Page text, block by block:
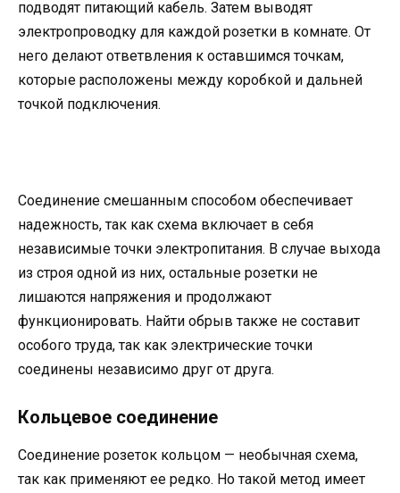
подводят питающий кабель. Затем выводят
электропроводку для каждой розетки в комнате. От
него делают ответвления к оставшимся точкам,
которые расположены между коробкой и дальней
точкой подключения.
Соединение смешанным способом обеспечивает
надежность, так как схема включает в себя
независимые точки электропитания. В случае выхода
из строя одной из них, остальные розетки не
лишаются напряжения и продолжают
функционировать. Найти обрыв также не составит
особого труда, так как электрические точки
соединены независимо друг от друга.
Кольцевое соединение
Соединение розеток кольцом — необычная схема,
так как применяют ее редко. Но такой метод имеет